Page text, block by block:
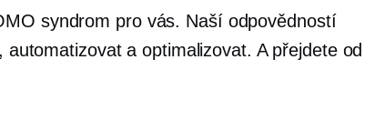
syndrom pro vás. Naší odpovědností
a optimalizovat. A přejdete od